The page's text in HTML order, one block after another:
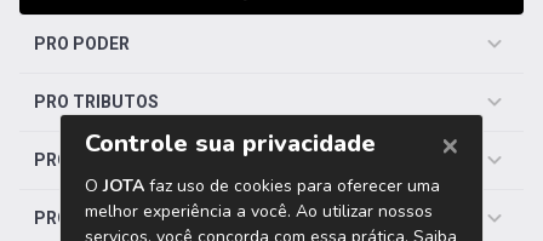
PRO PODER
PRO TRIBUTOS
PRO TRABALHISTA
PRO SAÚDE